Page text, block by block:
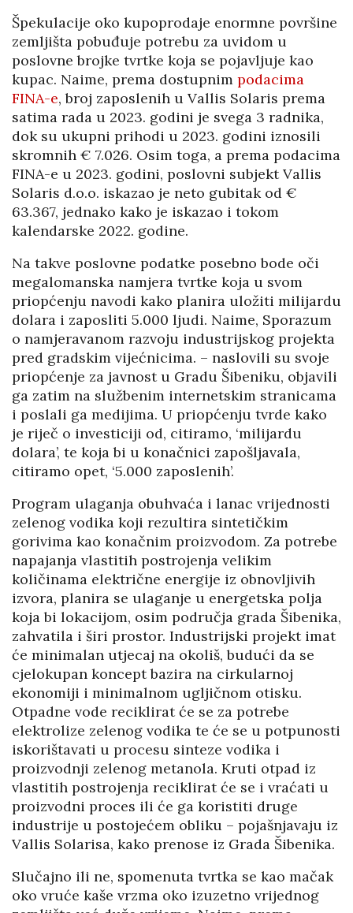
Špekulacije oko kupoprodaje enormne površine
zemljišta pobuđuje potrebu za uvidom u
poslovne brojke tvrtke koja se pojavljuje kao
kupac. Naime, prema dostupnim podacima
FINA-e, broj zaposlenih u Vallis Solaris prema
satima rada u 2023. godini je svega 3 radnika,
dok su ukupni prihodi u 2023. godini iznosili
skromnih € 7.026. Osim toga, a prema podacima
FINA-e u 2023. godini, poslovni subjekt Vallis
Solaris d.o.o. iskazao je neto gubitak od €
63.367, jednako kako je iskazao i tokom
kalendarske 2022. godine.
Na takve poslovne podatke posebno bode oči
megalomanska namjera tvrtke koja u svom
priopćenju navodi kako planira uložiti milijardu
dolara i zaposliti 5.000 ljudi. Naime, Sporazum
o namjeravanom razvoju industrijskog projekta
pred gradskim vijećnicima. – naslovili su svoje
priopćenje za javnost u Gradu Šibeniku, objavili
ga zatim na službenim internetskim stranicama
i poslali ga medijima. U priopćenju tvrde kako
je riječ o investiciji od, citiramo, ‘milijardu
dolara’, te koja bi u konačnici zapošljavala,
citiramo opet, ‘5.000 zaposlenih’.
Program ulaganja obuhvaća i lanac vrijednosti
zelenog vodika koji rezultira sintetičkim
gorivima kao konačnim proizvodom. Za potrebe
napajanja vlastitih postrojenja velikim
količinama električne energije iz obnovljivih
izvora, planira se ulaganje u energetska polja
koja bi lokacijom, osim područja grada Šibenika,
zahvatila i širi prostor. Industrijski projekt imat
će minimalan utjecaj na okoliš, budući da se
cjelokupan koncept bazira na cirkularnoj
ekonomiji i minimalnom ugljičnom otisku.
Otpadne vode reciklirat će se za potrebe
elektrolize zelenog vodika te će se u potpunosti
iskorištavati u procesu sinteze vodika i
proizvodnji zelenog metanola. Kruti otpad iz
vlastitih postrojenja reciklirat će se i vraćati u
proizvodni proces ili će ga koristiti druge
industrije u postojećem obliku – pojašnjavaju iz
Vallis Solarisa, kako prenose iz Grada Šibenika.
Slučajno ili ne, spomenuta tvrtka se kao mačak
oko vruće kaše vrzma oko izuzetno vrijednog